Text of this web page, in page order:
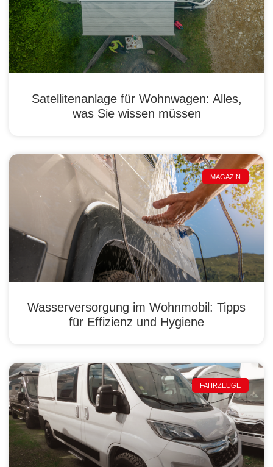
Satellitenanlage für Wohnwagen: Alles,
was Sie wissen müssen
MAGAZIN
Wasserversorgung im Wohnmobil: Tipps
für Effizienz und Hygiene
FAHRZEUGE